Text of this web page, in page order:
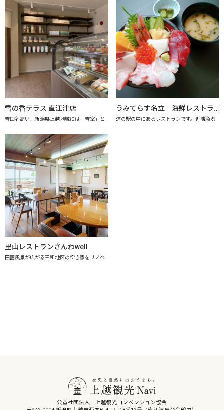
雪の香テラス 直江津店
雪国名高い、新潟県上越地域には「雪室」と
うみてらす名立 海鮮レストラン「海のだいどこや」 【上越市地産地消推進の店認定店】
道の駅の中にあるレストランです。近隣漁港
里山レストランさんわwell
田園風景が広がる三和地区の空き家をリノベ
公益社団法人 上越観光コンベンション協会